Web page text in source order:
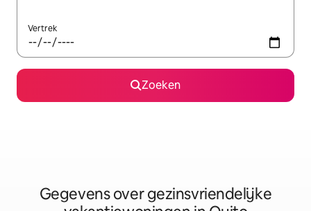
Vertrek
Zoeken
Gegevens over gezinsvriendelijke